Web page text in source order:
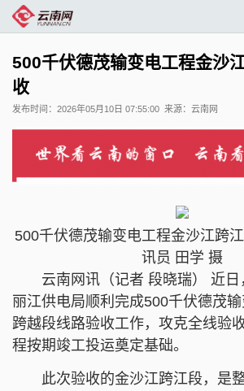
500千伏德茂输变电工程金沙
收
发布时间： 2026年05月10日 07:55:00 来源： 云南网
500千伏德茂输变电工程金沙江跨
讯员 田学 摄
云南网讯（记者 段晓瑞） 近日
丽江供电局顺利完成500千伏德茂
跨越段线路验收工作，攻克全线验
程按期竣工投运奠定基础。
此次验收的金沙江跨江段，是